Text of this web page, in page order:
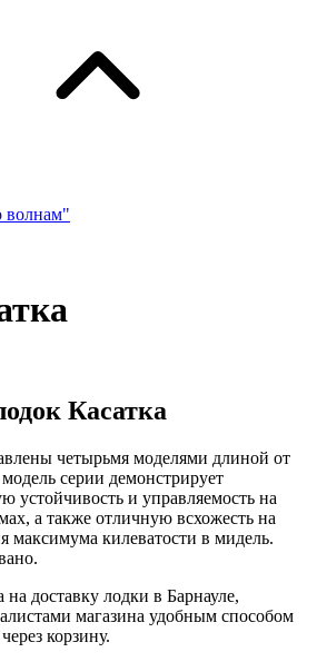
волнам"
Касатка
четырьмя моделями длиной от
серии демонстрирует
устойчивость и управляемость на
а также отличную всхожесть на
максимума килеватости в мидель.
на доставку лодки в Барнауле,
магазина удобным способом
корзину.